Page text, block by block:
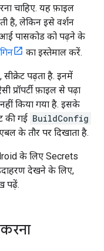
चाहिए. यह फ़ाइल
है, लेकिन इसे वर्शन
पासकोड को पढ़ने के
का इस्तेमाल करें.
पढ़ता है. इनमें
प्रॉपर्टी फ़ाइल से पढ़ा
किया गया है. इसके
की गई BuildConfig
के तौर पर दिखाता है.
के लिए Secrets
देखने के लिए,
पढ़ें.